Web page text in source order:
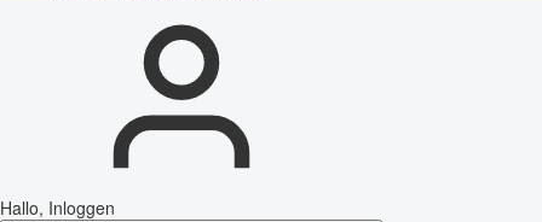
Hallo, Inloggen